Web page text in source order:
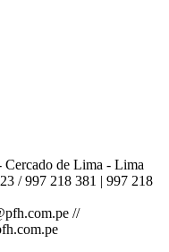
Cercado de Lima - Lima
/ 997 218 381 | 997 218
//